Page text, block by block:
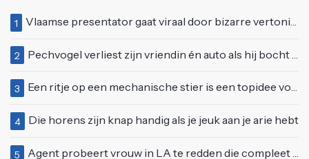
1 Vlaamse presentator gaat viraal door bizarre vertoning op live televisie: "Helemaal stijf van de bloem"
2 Pechvogel verliest zijn vriendin én auto als hij bocht te scherp neemt
3 Een ritje op een mechanische stier is een topidee voor een eerste date
4 Die horens zijn knap handig als je jeuk aan je arie hebt
5 Agent probeert vrouw in LA te redden die compleet van het padje is